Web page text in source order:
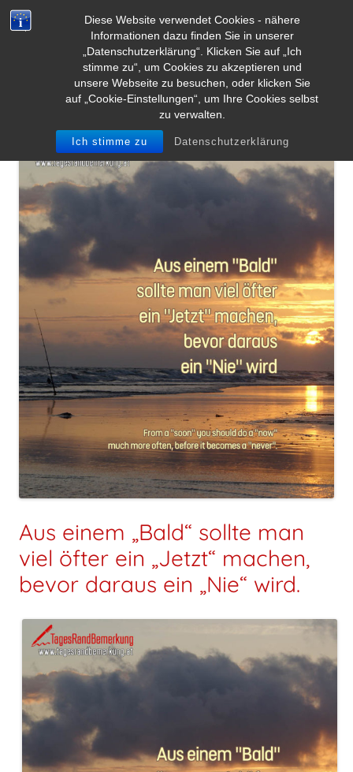
Diese Website verwendet Cookies - nähere
Informationen dazu finden Sie in unserer
„Datenschutzerklärung“. Klicken Sie auf „Ich
stimme zu“, um Cookies zu akzeptieren und
unsere Webseite zu besuchen, oder klicken Sie
auf „Cookie-Einstellungen“, um Ihre Cookies selbst
zu verwalten.
Ich stimme zu Datenschutzerklärung
Aus einem „Bald“ sollte man
viel öfter ein „Jetzt“ machen,
bevor daraus ein „Nie“ wird.